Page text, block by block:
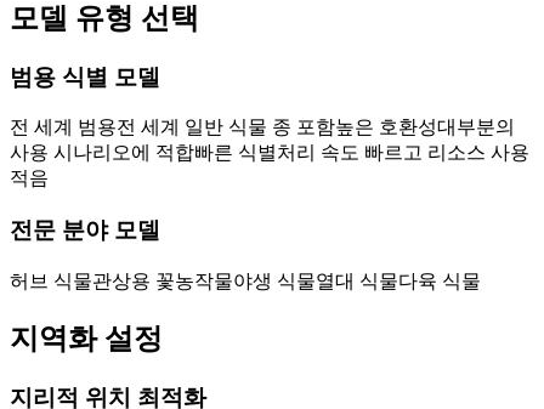
모델 유형 선택
범용 식별 모델
전 세계 범용전 세계 일반 식물 종 포함높은 호환성대부분의
사용 시나리오에 적합빠른 식별처리 속도 빠르고 리소스 사용
적음
전문 분야 모델
허브 식물관상용 꽃농작물야생 식물열대 식물다육 식물
지역화 설정
지리적 위치 최적화